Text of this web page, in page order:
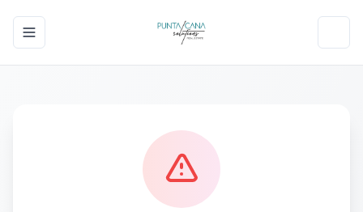
Toggle navigation menu